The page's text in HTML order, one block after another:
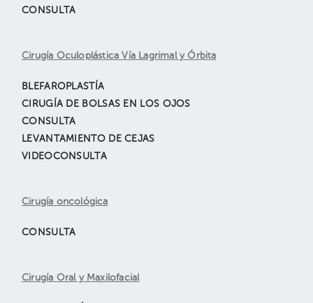
CONSULTA
Cirugía Oculoplástica Vía Lagrimal y Órbita
BLEFAROPLASTÍA
CIRUGÍA DE BOLSAS EN LOS OJOS
CONSULTA
LEVANTAMIENTO DE CEJAS
VIDEOCONSULTA
Cirugía oncológica
CONSULTA
Cirugía Oral y Maxilofacial